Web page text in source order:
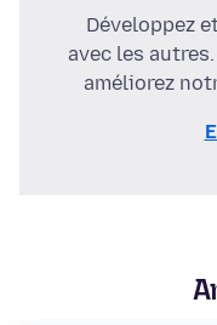
Développez
avec les
améliorez